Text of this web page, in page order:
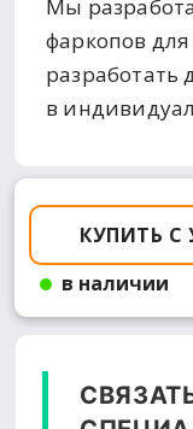
Мы
фаркопов
разработать
в
КУПИТЬ С
в наличии